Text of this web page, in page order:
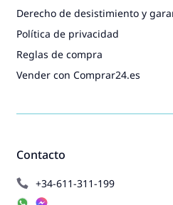
Contacto
+34-611-311-199
Derecho de desistimiento y
Política de privacidad
Reglas de compra
Vender con Comprar24.es